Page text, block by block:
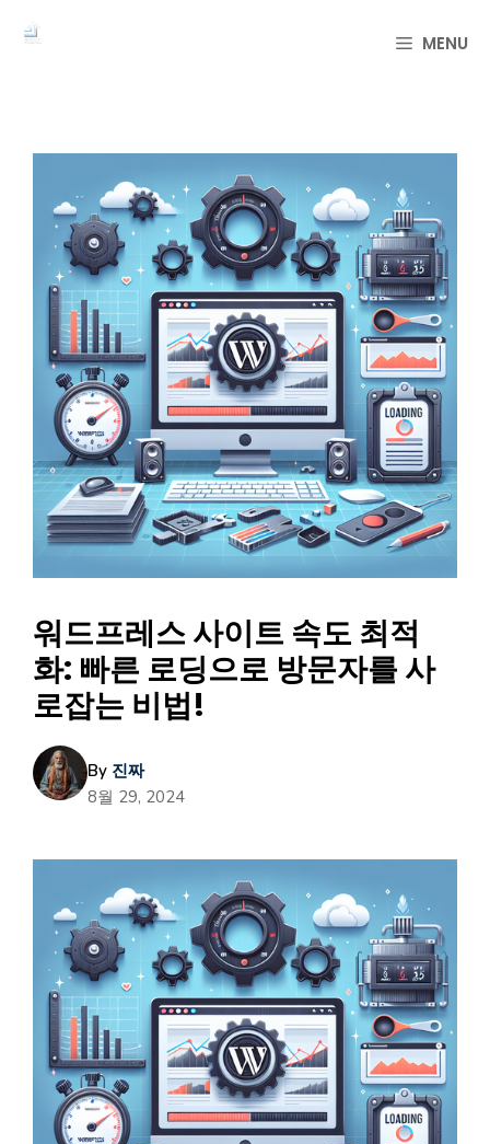
MENU
워드프레스 사이트 속도 최적
화: 빠른 로딩으로 방문자를 사
로잡는 비법!
By 진짜
8월 29, 2024